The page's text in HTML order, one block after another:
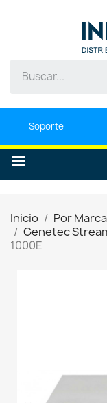
Soporte
Inicio Por Marca
Genetec
1000E